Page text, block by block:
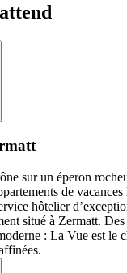
sur un éperon
de
hôtelier
situé à Zermatt.
: La Vue est le